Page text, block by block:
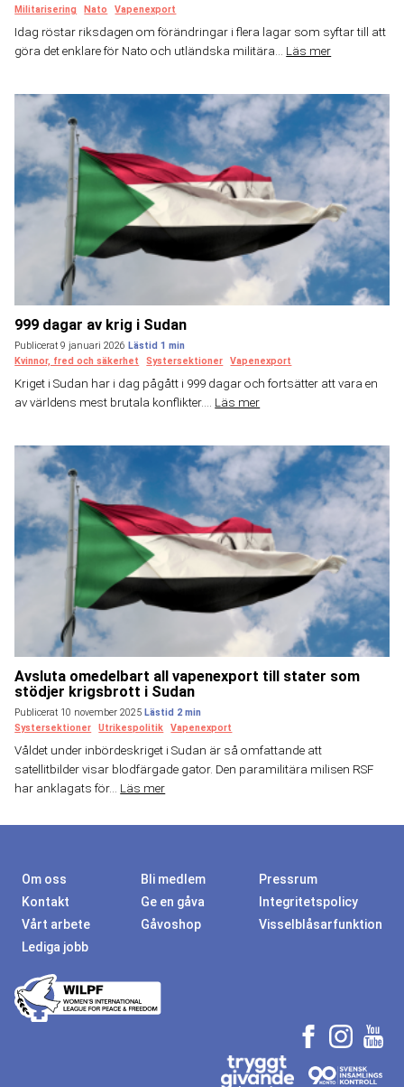
Militarisering
Nato Vapenexport
Idag röstar riksdagen om förändringar i flera lagar som syftar till att
göra det enklare för Nato och utländska militära... Läs mer
999 dagar av krig i Sudan
Publicerat 9 januari 2026
Kvinnor, fred och säkerhet
Systersektioner Vapenexport
Kriget i Sudan har i dag pågått i 999 dagar och fortsätter att vara en
av världens mest brutala konflikter.... Läs mer
Avsluta omedelbart all vapenexport till stater som
stödjer krigsbrott i Sudan
Publicerat 10 november 2025
Systersektioner
Utrikespolitik Vapenexport
Våldet under inbördeskriget i Sudan är så omfattande att
satellitbilder visar blodfärgade gator. Den paramilitära milisen RSF
har anklagats för... Läs mer
Om oss Bli medlem
Pressrum
Kontakt
Ge en gåva
Integritetspolicy
Vårt arbete
Gåvoshop
Visselblåsarfunktion
Lediga jobb